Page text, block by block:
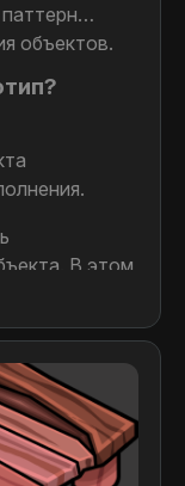
объектов.
В этом
является
с